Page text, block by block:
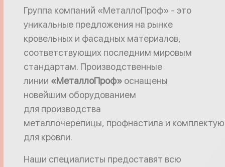
Группа компаний «МеталлоПроф» - это
уникальные предложения на рынке
кровельных и фасадных материалов,
соответствующих последним мировым
стандартам. Производственные
линии «МеталлоПроф» оснащены
новейшим оборудованием
для производства
металлочерепицы, профнастила и
для кровли.
Наши специалисты предоставят всю